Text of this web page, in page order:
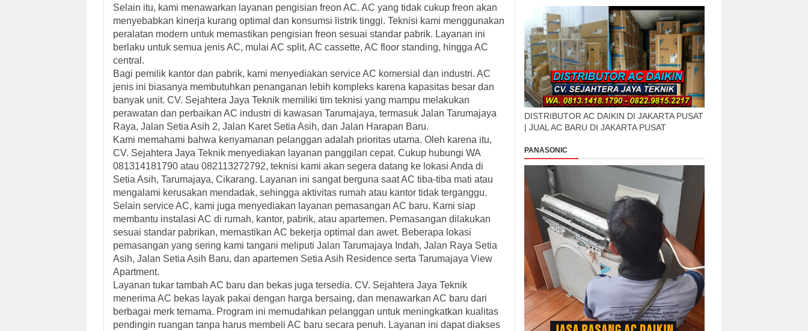
Selain itu, kami menawarkan layanan pengisian freon AC. AC yang tidak cukup freon akan
menyebabkan kinerja kurang optimal dan konsumsi listrik tinggi. Teknisi kami menggunakan
peralatan modern untuk memastikan pengisian freon sesuai standar pabrik. Layanan ini
berlaku untuk semua jenis AC, mulai AC split, AC cassette, AC floor standing, hingga AC
central.
Bagi pemilik kantor dan pabrik, kami menyediakan service AC komersial dan industri. AC
jenis ini biasanya membutuhkan penanganan lebih kompleks karena kapasitas besar dan
banyak unit. CV. Sejahtera Jaya Teknik memiliki tim teknisi yang mampu melakukan
perawatan dan perbaikan AC industri di kawasan Tarumajaya, termasuk Jalan Tarumajaya
Raya, Jalan Setia Asih 2, Jalan Karet Setia Asih, dan Jalan Harapan Baru.
Kami memahami bahwa kenyamanan pelanggan adalah prioritas utama. Oleh karena itu,
CV. Sejahtera Jaya Teknik menyediakan layanan panggilan cepat. Cukup hubungi WA
081314181790 atau 082113272792, teknisi kami akan segera datang ke lokasi Anda di
Setia Asih, Tarumajaya, Cikarang. Layanan ini sangat berguna saat AC tiba-tiba mati atau
mengalami kerusakan mendadak, sehingga aktivitas rumah atau kantor tidak terganggu.
Selain service AC, kami juga menyediakan layanan pemasangan AC baru. Kami siap
membantu instalasi AC di rumah, kantor, pabrik, atau apartemen. Pemasangan dilakukan
sesuai standar pabrikan, memastikan AC bekerja optimal dan awet. Beberapa lokasi
pemasangan yang sering kami tangani meliputi Jalan Tarumajaya Indah, Jalan Raya Setia
Asih, Jalan Setia Asih Baru, dan apartemen Setia Asih Residence serta Tarumajaya View
Apartment.
Layanan tukar tambah AC baru dan bekas juga tersedia. CV. Sejahtera Jaya Teknik
menerima AC bekas layak pakai dengan harga bersaing, dan menawarkan AC baru dari
berbagai merk ternama. Program ini memudahkan pelanggan untuk meningkatkan kualitas
pendingin ruangan tanpa harus membeli AC baru secara penuh. Layanan ini dapat diakses
DISTRIBUTOR AC DAIKIN DI JAKARTA PUSAT
| JUAL AC BARU DI JAKARTA PUSAT
PANASONIC